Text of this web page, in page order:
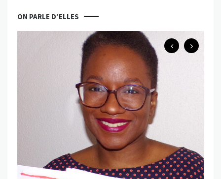
ON PARLE D’ELLES